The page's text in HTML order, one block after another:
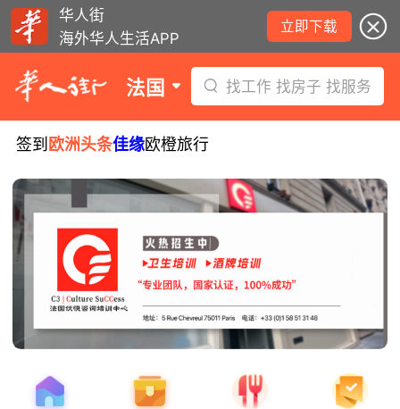
华人街
海外华人生活APP
立即下载
法国 找工作 找房子 找服务
签到 欧洲头条佳缘欧橙旅行